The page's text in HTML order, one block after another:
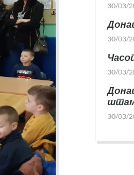
30/03/
30/03/
30/03/
30/03/